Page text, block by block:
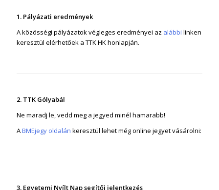
1. Pályázati eredmények
A közösségi pályázatok végleges eredményei az alábbi linken
keresztül elérhetőek a TTK HK honlapján.
2. TTK Gólyabál
Ne maradj le, vedd meg a jegyed minél hamarabb!
ABMEjegy oldalán keresztül lehet még online jegyet vásárolni:
3. Egyetemi Nyílt Nap segítői jelentkezés